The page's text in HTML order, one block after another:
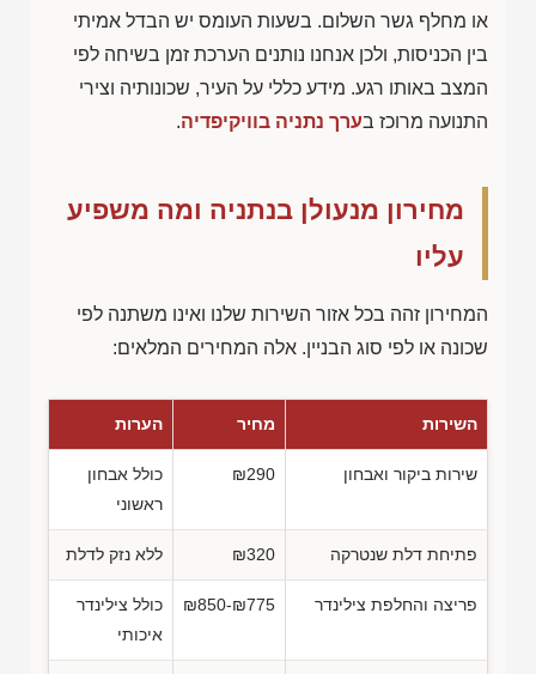
או מחלף גשר השלום. בשעות העומס יש הבדל אמיתי
בין הכניסות, ולכן אנחנו נותנים הערכת זמן בשיחה לפי
המצב באותו רגע. מידע כללי על העיר, שכונותיה וצירי
התנועה מרוכז בערך נתניה בוויקיפדיה.
מחירון מנעולן בנתניה ומה משפיע
עליו
המחירון זהה בכל אזור השירות שלנו ואינו משתנה לפי
שכונה או לפי סוג הבניין. אלה המחירים המלאים:
השירות מחיר הערות
שירות ביקור ואבחון ₪290
כולל אבחון
ראשוני
פתיחת דלת שנטרקה ₪320 ללא נזק לדלת
פריצה והחלפת צילינדר ₪850-₪775
כולל צילינדר
איכותי